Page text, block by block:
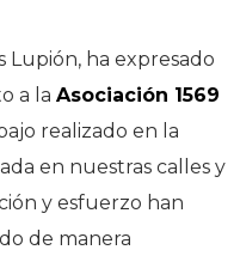
Lupión, ha expresado
a la Asociación 1569
realizado en la
en nuestras calles y
y esfuerzo han
de manera